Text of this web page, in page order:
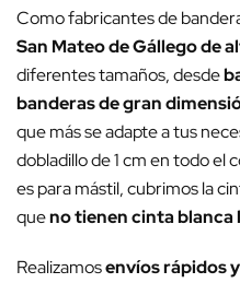
Como fabricantes de
San Mateo de Gállego de
diferentes tamaños, desde
banderas de gran
que más se adapte a tus
dobladillo de 1 cm en todo
es para mástil, cubrimos la
queno tienen cinta blanca
Realizamosenvíos rápidos